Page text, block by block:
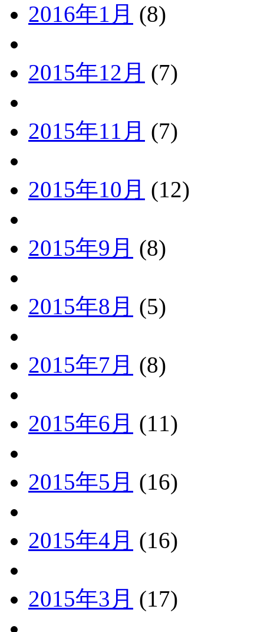
2016年1月 (8)
2015年12月 (7)
2015年11月 (7)
2015年10月 (12)
2015年9月 (8)
2015年8月 (5)
2015年7月 (8)
2015年6月 (11)
2015年5月 (16)
2015年4月 (16)
2015年3月 (17)